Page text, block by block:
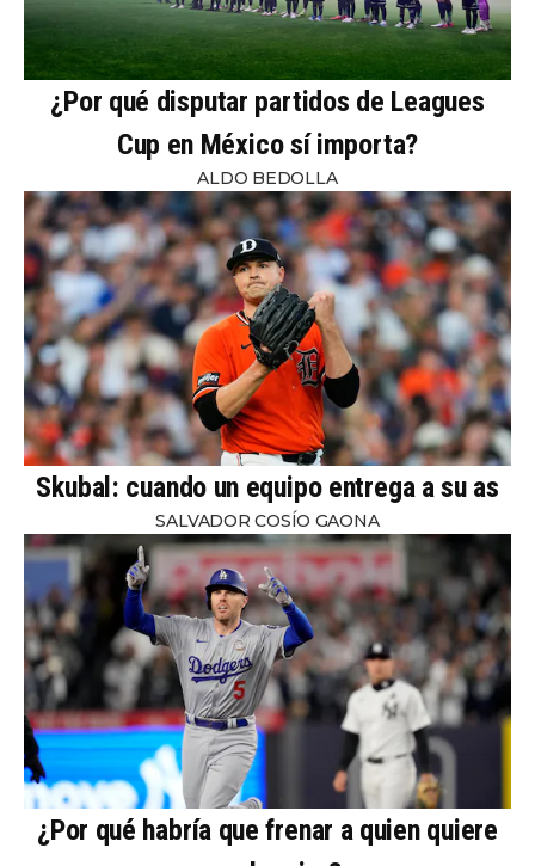
¿Por qué disputar partidos de Leagues
Cup en México sí importa?
ALDO BEDOLLA
Skubal: cuando un equipo entrega a su as
SALVADOR COSÍO GAONA
¿Por qué habría que frenar a quien quiere